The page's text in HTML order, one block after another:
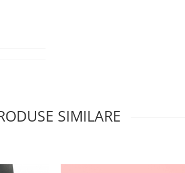
SIMILARE